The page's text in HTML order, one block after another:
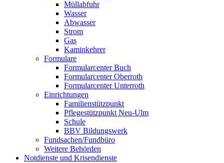
Müllabfuhr
Wasser
Abwasser
Strom
Gas
Kaminkehrer
Formulare
Formularcenter Buch
Formularcenter Oberroth
Formularcenter Unterroth
Einrichtungen
Familienstützpunkt
Pflegestützpunkt Neu-Ulm
Schule
BBV Bildungswerk
Fundsachen/Fundbüro
Weitere Behörden
Notdienste und Krisendienste